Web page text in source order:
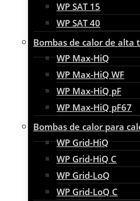
WP SAT 15
WP SAT 40
Bombas de calor de alta
WP Max-HiQ
WP Max-HiQ WF
WP Max-HiQ pF
WP Max-HiQ pF67
Bombas de calor para
WP Grid-HiQ
WP Grid-HiQ C
WP Grid-LoQ
WP Grid-LoQ C